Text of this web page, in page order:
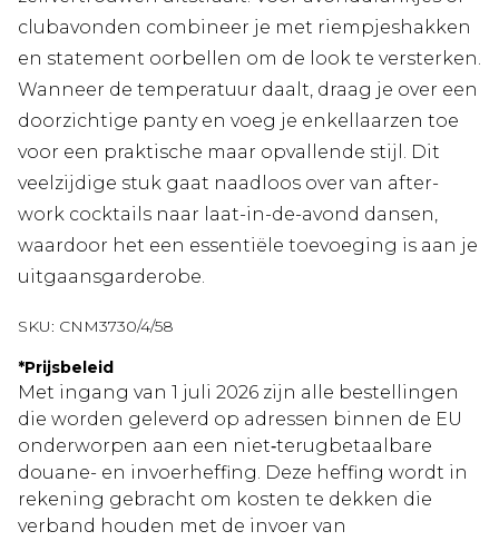
clubavonden combineer je met riempjeshakken
en statement oorbellen om de look te versterken.
Wanneer de temperatuur daalt, draag je over een
doorzichtige panty en voeg je enkellaarzen toe
voor een praktische maar opvallende stijl. Dit
veelzijdige stuk gaat naadloos over van after-
work cocktails naar laat-in-de-avond dansen,
waardoor het een essentiële toevoeging is aan je
uitgaansgarderobe.
SKU: CNM3730/4/58
*Prijsbeleid
Met ingang van 1 juli 2026 zijn alle bestellingen
die worden geleverd op adressen binnen de EU
onderworpen aan een niet‑terugbetaalbare
douane- en invoerheffing. Deze heffing wordt in
rekening gebracht om kosten te dekken die
verband houden met de invoer van